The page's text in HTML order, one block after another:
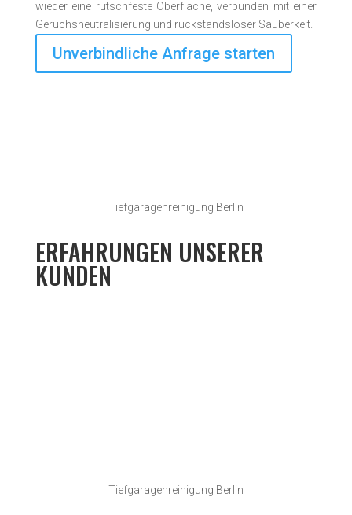
wieder eine rutschfeste Oberfläche, verbunden mit einer
Geruchs­neutrali­sierung und rück­stands­­loser Sauberkeit.
Unverbindliche Anfrage starten
Tiefgaragenreinigung Berlin
ERFAHRUNGEN UNSERER
KUNDEN
Tiefgaragenreinigung Berlin